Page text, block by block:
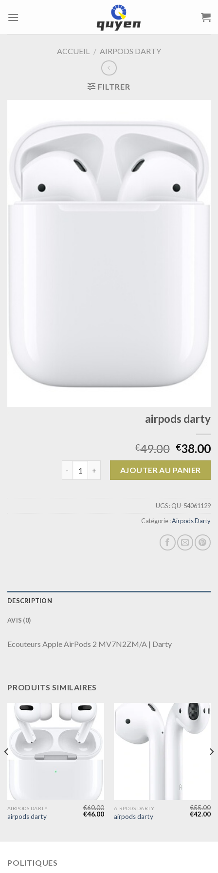
ACCUEIL / AIRPODS DARTY
FILTRER
airpods darty
€49.00 €38.00
AJOUTER AU PANIER
UGS :QU-54061129
Catégorie :Airpods Darty
DESCRIPTION
AVIS (0)
Ecouteurs Apple AirPods 2 MV7N2ZM/A | Darty
PRODUITS SIMILAIRES
AIRPODS DARTY
airpods darty
€60.00
€46.00
AIRPODS DARTY
airpods darty
€55.00
€42.00
POLITIQUES